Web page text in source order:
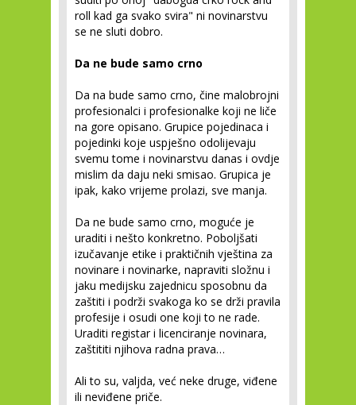
roll kad ga svako svira" ni novinarstvu
se ne sluti dobro.
Da ne bude samo crno
Da na bude samo crno, čine malobrojni
profesionalci i profesionalke koji ne liče
na gore opisano. Grupice pojedinaca i
pojedinki koje uspješno odolijevaju
svemu tome i novinarstvu danas i ovdje
mislim da daju neki smisao. Grupica je
ipak, kako vrijeme prolazi, sve manja.
Da ne bude samo crno, moguće je
uraditi i nešto konkretno. Poboljšati
izučavanje etike i praktičnih vještina za
novinare i novinarke, napraviti složnu i
jaku medijsku zajednicu sposobnu da
zaštiti i podrži svakoga ko se drži pravila
profesije i osudi one koji to ne rade.
Uraditi registar i licenciranje novinara,
zaštititi njihova radna prava…
Ali to su, valjda, već neke druge, viđene
ili neviđene priče.